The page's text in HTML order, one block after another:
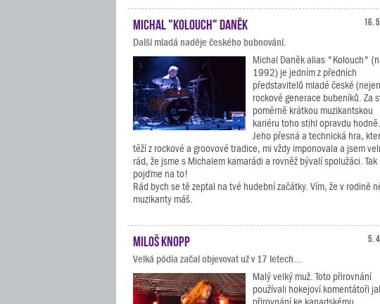
16.
Michal "Kolouch" Daněk
Další mladá naděje českého bubnování.
Michal Daněk alias "Kolouch"
1992) je jedním z předních
představitelů mladé české
rockové generace bubeníků. Za
poměrně krátkou muzikantskou
kariéru toho stihl opravdu hodně.
Jeho přesná a technická hra,
těží z rockové a groovové tradice, mi vždy imponovala a jsem
rád, že jsme s Michalem kamarádi a rovněž bývalí spolužáci. Tak
pojďme na to!
Rád bych se tě zeptal na tvé hudební začátky. Vím, že v rodině
muzikanty máš.
5.
Miloš Knopp
Velká pódia začal objevovat už v 17 letech...
Malý velký muž. Toto přirovnání
používali hokejoví komentátoři